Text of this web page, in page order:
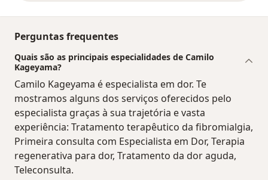
Perguntas frequentes
Quais são as principais especialidades de Camilo
Kageyama?
Camilo Kageyama é especialista em dor. Te
mostramos alguns dos serviços oferecidos pelo
especialista graças à sua trajetória e vasta
experiência: Tratamento terapêutico da fibromialgia,
Primeira consulta com Especialista em Dor, Terapia
regenerativa para dor, Tratamento da dor aguda,
Teleconsulta.